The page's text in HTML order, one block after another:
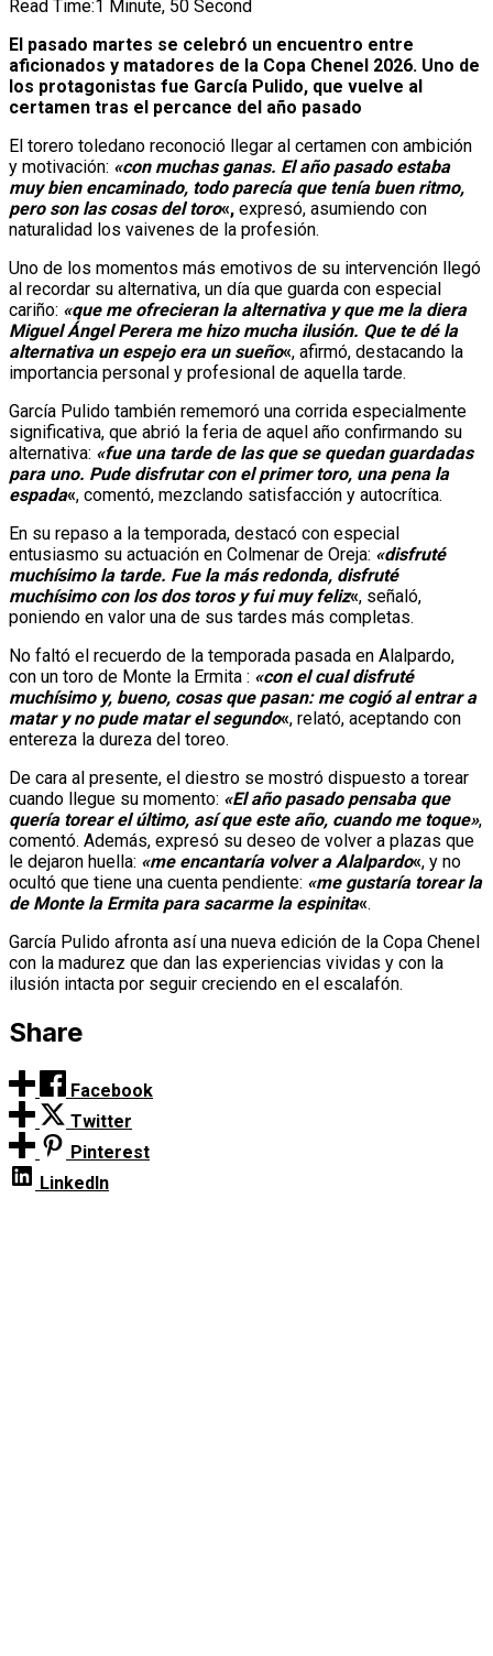
Read Time:1 Minute, 50 Second
El pasado martes se celebró un encuentro entre
aficionados y matadores de la Copa Chenel 2026. Uno de
los protagonistas fue García Pulido, que vuelve al
certamen tras el percance del año pasado
El torero toledano reconoció llegar al certamen con ambición
y motivación: «con muchas ganas. El año pasado estaba
muy bien encaminado, todo parecía que tenía buen ritmo,
pero son las cosas del toro«, expresó, asumiendo con
naturalidad los vaivenes de la profesión.
Uno de los momentos más emotivos de su intervención llegó
al recordar su alternativa, un día que guarda con especial
cariño: «que me ofrecieran la alternativa y que me la diera
Miguel Ángel Perera me hizo mucha ilusión. Que te dé la
alternativa un espejo era un sueño«, afirmó, destacando la
importancia personal y profesional de aquella tarde.
García Pulido también rememoró una corrida especialmente
significativa, que abrió la feria de aquel año confirmando su
alternativa: «fue una tarde de las que se quedan guardadas
para uno. Pude disfrutar con el primer toro, una pena la
espada«, comentó, mezclando satisfacción y autocrítica.
En su repaso a la temporada, destacó con especial
entusiasmo su actuación en Colmenar de Oreja: «disfruté
muchísimo la tarde. Fue la más redonda, disfruté
muchísimo con los dos toros y fui muy feliz«, señaló,
poniendo en valor una de sus tardes más completas.
No faltó el recuerdo de la temporada pasada en Alalpardo,
con un toro de Monte la Ermita : «con el cual disfruté
muchísimo y, bueno, cosas que pasan: me cogió al entrar a
matar y no pude matar el segundo«, relató, aceptando con
entereza la dureza del toreo.
De cara al presente, el diestro se mostró dispuesto a torear
cuando llegue su momento: «El año pasado pensaba que
quería torear el último, así que este año, cuando me toque»,
comentó. Además, expresó su deseo de volver a plazas que
le dejaron huella: «me encantaría volver a Alalpardo«, y no
ocultó que tiene una cuenta pendiente: «me gustaría torear la
de Monte la Ermita para sacarme la espinita«.
García Pulido afronta así una nueva edición de la Copa Chenel
con la madurez que dan las experiencias vividas y con la
ilusión intacta por seguir creciendo en el escalafón.
Share
Facebook
Twitter
Pinterest
LinkedIn